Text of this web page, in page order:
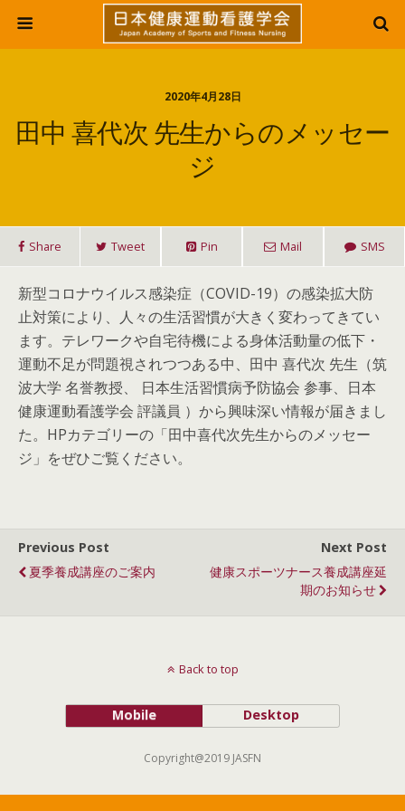
2020年4月28日
田中 喜代次 先生からのメッセー
ジ
Share Tweet Pin Mail SMS
新型コロナウイルス感染症（COVID-19）の感染拡大防
止対策により、人々の生活習慣が大きく変わってきてい
ます。テレワークや自宅待機による身体活動量の低下・
運動不足が問題視されつつある中、田中 喜代次 先生（筑
波大学 名誉教授、 日本生活習慣病予防協会 参事、日本
健康運動看護学会 評議員 ）から興味深い情報が届きまし
た。HPカテゴリーの「田中喜代次先生からのメッセー
ジ」をぜひご覧ください。
Previous Post
夏季養成講座のご案内
Next Post
健康スポーツナース養成講座延
期のお知らせ
Back to top
Mobile Desktop
Copyright@2019 JASFN